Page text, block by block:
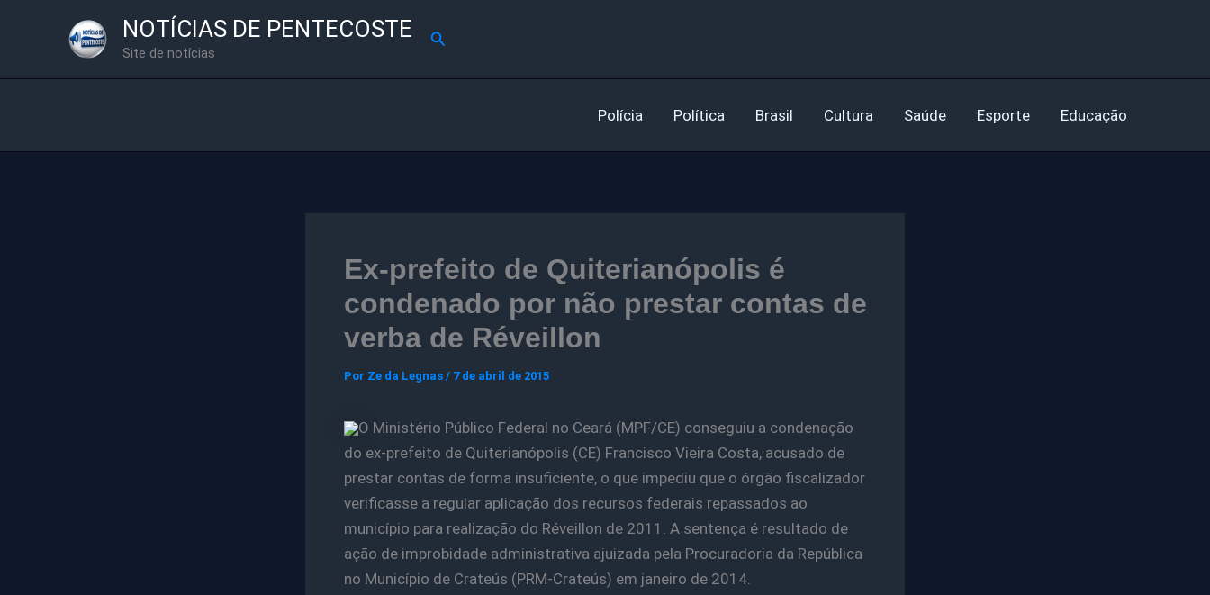
NOTÍCIAS DE PENTECOSTE
Site de notícias
Pesquisar
Polícia Política Brasil Cultura Saúde Esporte Educação
Ex-prefeito de Quiterianópolis é
condenado por não prestar contas de
verba de Réveillon
Por Ze da Legnas / 7 de abril de 2015
O Ministério Público Federal no Ceará (MPF/CE) conseguiu a condenação
do ex-prefeito de Quiterianópolis (CE) Francisco Vieira Costa, acusado de
prestar contas de forma insuficiente, o que impediu que o órgão fiscalizador
verificasse a regular aplicação dos recursos federais repassados ao
município para realização do Réveillon de 2011. A sentença é resultado de
ação de improbidade administrativa ajuizada pela Procuradoria da República
no Município de Crateús (PRM-Crateús) em janeiro de 2014.